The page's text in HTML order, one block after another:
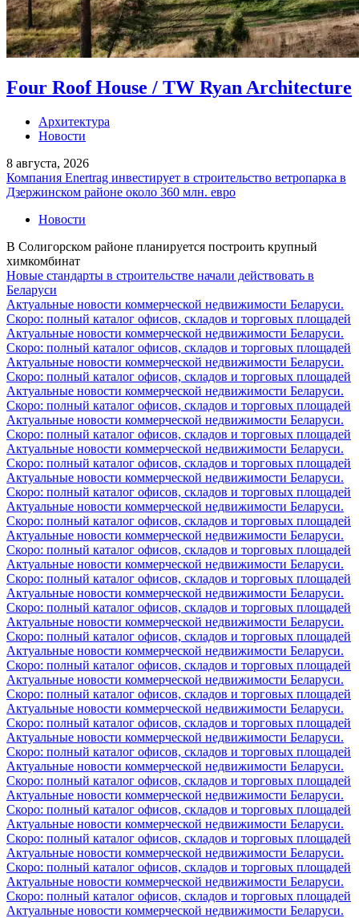
Four Roof House / TW Ryan Architecture
Архитектура
Новости
8 августа, 2026
Компания Enertrag инвестирует в строительство ветропарка в
Дзержинском районе около 360 млн. евро
Новости
В Солигорском районе планируется построить крупный
химкомбинат
Новые стандарты в строительстве начали действовать в
Беларуси
Актуальные новости коммерческой недвижимости Беларуси.
Скоро: полный каталог офисов, складов и торговых площадей
Актуальные новости коммерческой недвижимости Беларуси.
Скоро: полный каталог офисов, складов и торговых площадей
Актуальные новости коммерческой недвижимости Беларуси.
Скоро: полный каталог офисов, складов и торговых площадей
Актуальные новости коммерческой недвижимости Беларуси.
Скоро: полный каталог офисов, складов и торговых площадей
Актуальные новости коммерческой недвижимости Беларуси.
Скоро: полный каталог офисов, складов и торговых площадей
Актуальные новости коммерческой недвижимости Беларуси.
Скоро: полный каталог офисов, складов и торговых площадей
Актуальные новости коммерческой недвижимости Беларуси.
Скоро: полный каталог офисов, складов и торговых площадей
Актуальные новости коммерческой недвижимости Беларуси.
Скоро: полный каталог офисов, складов и торговых площадей
Актуальные новости коммерческой недвижимости Беларуси.
Скоро: полный каталог офисов, складов и торговых площадей
Актуальные новости коммерческой недвижимости Беларуси.
Скоро: полный каталог офисов, складов и торговых площадей
Актуальные новости коммерческой недвижимости Беларуси.
Скоро: полный каталог офисов, складов и торговых площадей
Актуальные новости коммерческой недвижимости Беларуси.
Скоро: полный каталог офисов, складов и торговых площадей
Актуальные новости коммерческой недвижимости Беларуси.
Скоро: полный каталог офисов, складов и торговых площадей
Актуальные новости коммерческой недвижимости Беларуси.
Скоро: полный каталог офисов, складов и торговых площадей
Актуальные новости коммерческой недвижимости Беларуси.
Скоро: полный каталог офисов, складов и торговых площадей
Актуальные новости коммерческой недвижимости Беларуси.
Скоро: полный каталог офисов, складов и торговых площадей
Актуальные новости коммерческой недвижимости Беларуси.
Скоро: полный каталог офисов, складов и торговых площадей
Актуальные новости коммерческой недвижимости Беларуси.
Скоро: полный каталог офисов, складов и торговых площадей
Актуальные новости коммерческой недвижимости Беларуси.
Скоро: полный каталог офисов, складов и торговых площадей
Актуальные новости коммерческой недвижимости Беларуси.
Скоро: полный каталог офисов, складов и торговых площадей
Актуальные новости коммерческой недвижимости Беларуси.
Скоро: полный каталог офисов, складов и торговых площадей
Актуальные новости коммерческой недвижимости Беларуси.